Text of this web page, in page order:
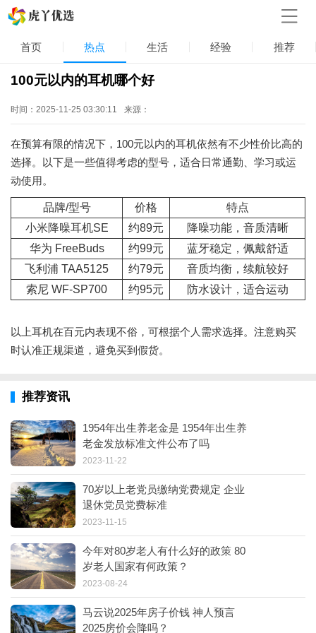
首页 热点 生活 经验 推荐
100元以内的耳机哪个好
时间：2025-11-25 03:30:11 来源：
在预算有限的情况下，100元以内的耳机依然有不少性价比高的
选择。以下是一些值得考虑的型号，适合日常通勤、学习或运
动使用。
品牌/型号 价格
特点
小米降噪耳机SE
约89元
降噪功能，音质清晰
华为 FreeBuds
约99元
蓝牙稳定，佩戴舒适
飞利浦 TAA5125
约79元
音质均衡，续航较好
索尼 WF-SP700
约95元 防水设计，适合运动
以上耳机在百元内表现不俗，可根据个人需求选择。注意购买
时认准正规渠道，避免买到假货。
推荐资讯
1954年出生养老金是 1954年出生养
老金发放标准文件公布了吗
2023-11-22
70岁以上老党员缴纳党费规定 企业
退休党员党费标准
2023-11-15
今年对80岁老人有什么好的政策 80
岁老人国家有何政策？
2023-08-24
马云说2025年房子价钱 神人预言
2025房价会降吗？